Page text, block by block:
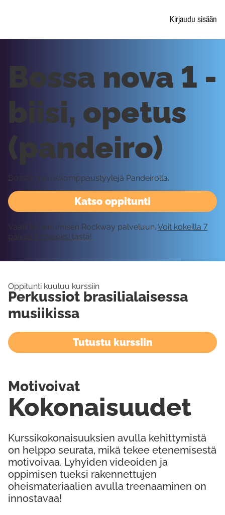
Kirjaudu sisään
Katso oppitunti
Bossa nova 1 -
biisi, opetus
(pandeiro)
Bossan peruskomppaustyylejä Pandeirolla.
Vaatii kirjautumisen Rockway palveluun. Voit kokeilla 7
päivää ilmaiseksi tästä!
Oppitunti kuuluu kurssiin
Perkussiot brasilialaisessa
musiikissa
Tutustu kurssiin
Kurssikokonaisuuksien avulla kehittymistä
on helppo seurata, mikä tekee etenemisestä
motivoivaa. Lyhyiden videoiden ja
oppimisen tueksi rakennettujen
oheismateriaalien avulla treenaaminen on
innostavaa!
Kokonaisuudet
Motivoivat